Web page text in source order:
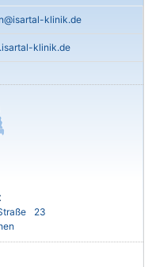
klinik.de
klinik.de
23